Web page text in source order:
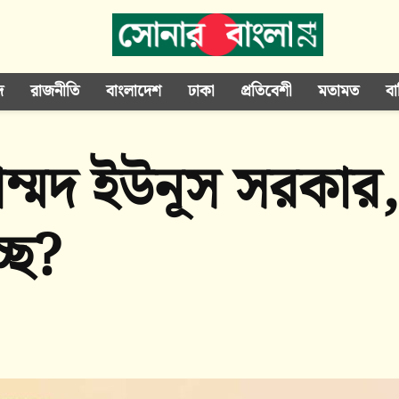
রাজনীতি বাংলাদেশ ঢাকা প্রতিবেশী মতামত
ইউনূস